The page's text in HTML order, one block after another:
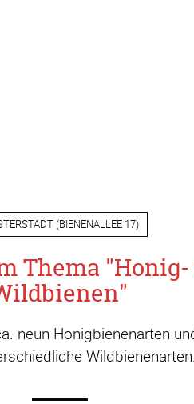
(BIENENALLEE 17)
Thema
neun Honigbienenarten
Wildbienenarten.